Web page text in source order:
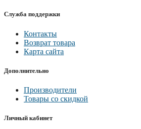
Служба поддержки
Контакты
Возврат товара
Карта сайта
Дополнительно
Производители
Товары со скидкой
Личный кабинет